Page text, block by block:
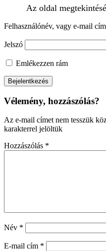
Az oldal
Felhasználónév, vagy e-mail cím
Jelszó
Emlékezzen rám
Vélemény, hozzászólás?
Az e-mail címet nem tesszük
karakterrel jelöltük
Hozzászólás *
Név *
E-mail cím *